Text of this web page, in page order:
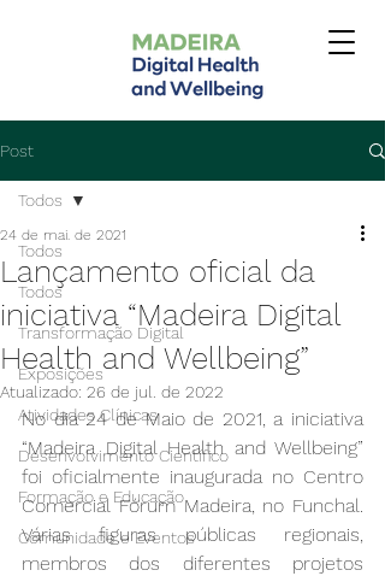
Post
Todos
Todos
Transformação Digital
Exposições
Atividades Clínicas
Desenvolvimento Científico
Formação e Educação
Comunidade e Eventos
Todos
Lançamento oficial da
iniciativa “Madeira Digital
Health and Wellbeing”
24 de mai. de 2021
Atualizado: 26 de jul. de 2022
No dia 24 de Maio de 2021, a iniciativa
“Madeira Digital Health and Wellbeing”
foi oficialmente inaugurada no Centro
Comercial Fórum Madeira, no Funchal.
Várias figuras públicas regionais,
membros dos diferentes projetos